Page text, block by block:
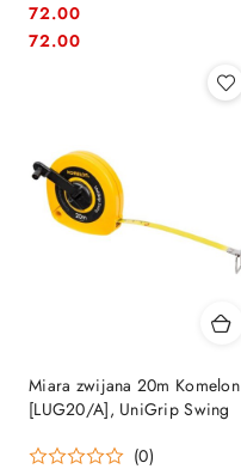
Cena:
72.00
Cena:
72.00
Miara zwijana 20m Komelon
[LUG20/A], UniGrip Swing
(0)